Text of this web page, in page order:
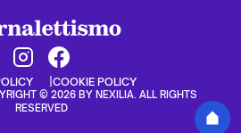
COOKIE POLICY
© 2026 BY NEXILIA. ALL RIGHTS
RESERVED